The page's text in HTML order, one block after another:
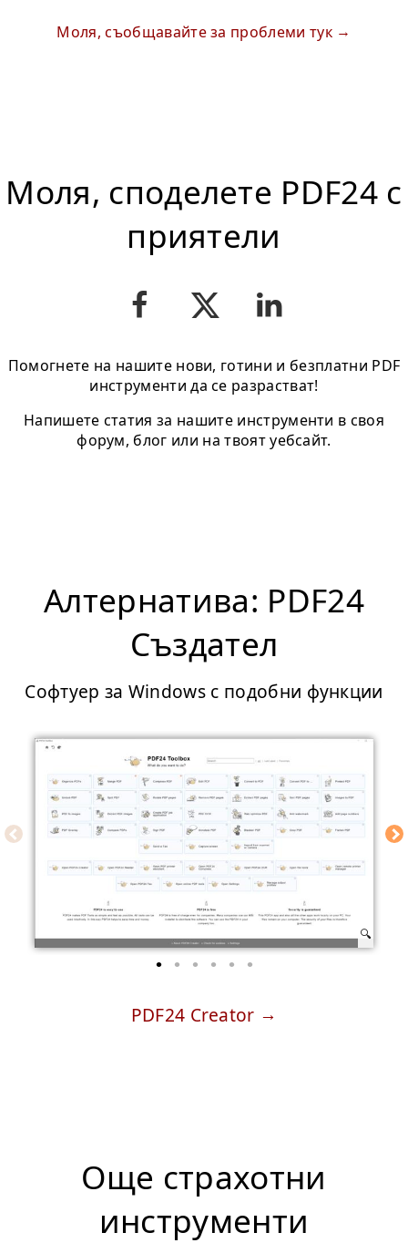
Моля, съобщавайте за проблеми тук
Моля, споделете PDF24 с
приятели
Помогнете на нашите нови, готини и безплатни PDF
инструменти да се разрастват!
Напишете статия за нашите инструменти в своя
форум, блог или на твоят уебсайт.
Алтернатива: PDF24
Създател
Софтуер за Windows с подобни функции
PDF24 Creator
Още страхотни
инструменти